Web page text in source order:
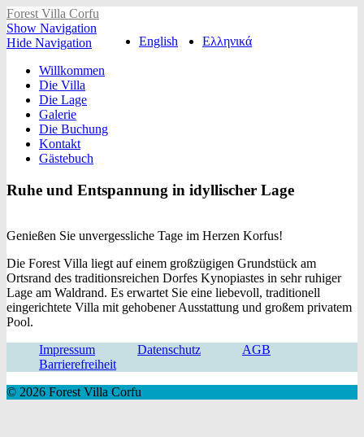
Forest Villa Corfu
Ελληνικά
English
Show Navigation
Hide Navigation
Willkommen
Die Villa
Die Lage
Galerie
Die Buchung
Kontakt
Gästebuch
Ruhe und Entspannung in idyllischer Lage
Genießen Sie unvergessliche Tage im Herzen Korfus!
Die Forest Villa liegt auf einem großzügigen Grundstück am
Ortsrand des traditionsreichen Dorfes Kynopiastes in sehr ruhiger
Lage am Waldrand. Es erwartet Sie eine liebevoll, traditionell
eingerichtete Villa mit gehobener Ausstattung und großem privatem
Pool.
Impressum
Datenschutz
AGB
Barrierefreiheit
© 2026 Forest Villa Corfu